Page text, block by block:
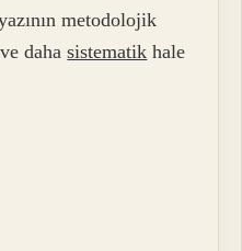
metodolojik
ve dahasistematik hale